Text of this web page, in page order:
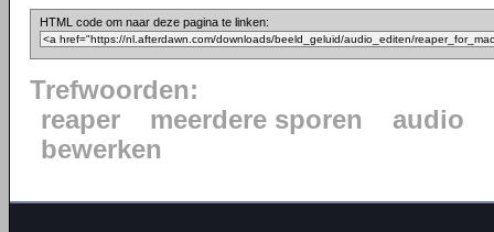
HTML code om naar deze pagina te linken:
Trefwoorden:
reaper
meerdere sporen
audio
bewerken